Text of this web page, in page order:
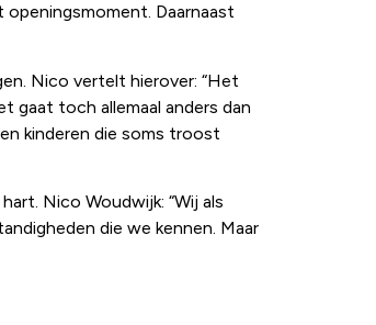
Daarnaast
Nico vertelt hierover: “Het
gaat toch allemaal anders dan
kinderen die soms troost
Nico Woudwijk: “Wij als
die we kennen. Maar